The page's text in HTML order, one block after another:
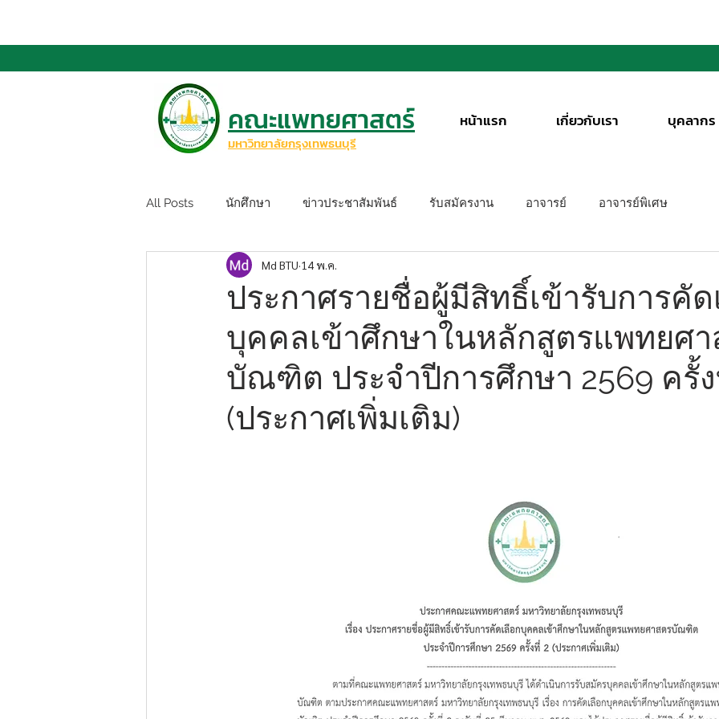
คณะแพทยศาสตร์
มหาวิทยาลัยกรุงเทพธนบุรี
หน้าแรก เกี่ยวกับเรา บุคลากร
All Posts นักศึกษา ข่าวประชาสัมพันธ์ รับสมัครงาน อาจารย์ อาจารย์พิเศษ
ประกาศรายชื่อผู้มีสิทธิ์เข้ารับการคัด
บุคคลเข้าศึกษาในหลักสูตรแพทยศา
บัณฑิต ประจำปีการศึกษา 2569 ครั้
(ประกาศเพิ่มเติม)
Md BTU 14 พ.ค.